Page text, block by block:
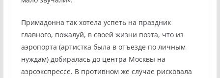
Примадонна так хотела успеть на праздник
главного, пожалуй, в своей жизни поэта, что из
аэропорта (артистка была в отъезде по личным
нуждам) добиралась до центра Москвы на
аэроэкспрессе. В противном же случае рисковала